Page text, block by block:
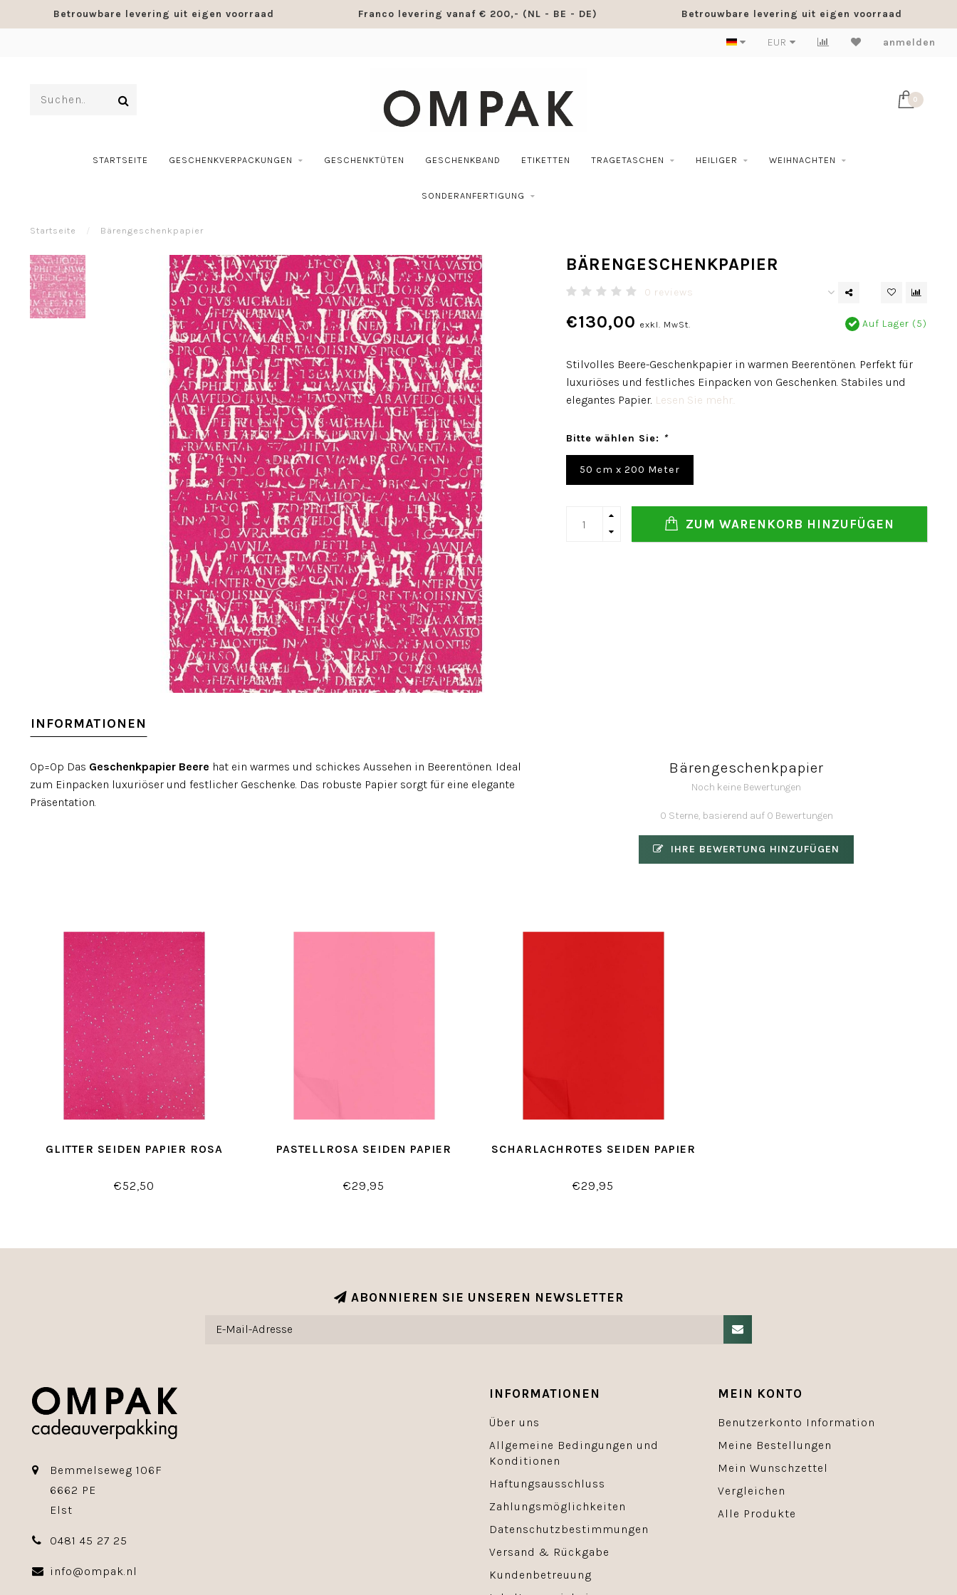
Betrouwbare levering uit eigen voorraad Franco levering vanaf € 200,- (NL - BE - DE) Betrouwbare levering uit eigen voorraad
EUR anmelden
0
STARTSEITE GESCHENKVERPACKUNGEN GESCHENKTÜTEN GESCHENKBAND ETIKETTEN TRAGETASCHEN HEILIGER WEIHNACHTEN
SONDERANFERTIGUNG
Startseite / Bärengeschenkpapier
BÄRENGESCHENKPAPIER
0 reviews
€130,00 exkl. MwSt. Auf Lager (5)
Stilvolles Beere-Geschenkpapier in warmen Beerentönen. Perfekt für
luxuriöses und festliches Einpacken von Geschenken. Stabiles und
elegantes Papier. Lesen Sie mehr..
Bitte wählen Sie: *
50 cm x 200 Meter
ZUM WARENKORB HINZUFÜGEN
INFORMATIONEN
Op=Op Das Geschenkpapier Beere hat ein warmes und schickes Aussehen in Beerentönen. Ideal
zum Einpacken luxuriöser und festlicher Geschenke. Das robuste Papier sorgt für eine elegante
Präsentation.
Bärengeschenkpapier
Noch keine Bewertungen
0 Sterne, basierend auf 0 Bewertungen
IHRE BEWERTUNG HINZUFÜGEN
GLITTER SEIDEN PAPIER ROSA
€52,50
PASTELLROSA SEIDEN PAPIER
€29,95
SCHARLACHROTES SEIDEN PAPIER
€29,95
ABONNIEREN SIE UNSEREN NEWSLETTER
Bemmelseweg 106F
6662 PE
Elst
0481 45 27 25
info@ompak.nl
INFORMATIONEN
Über uns
Allgemeine Bedingungen und
Konditionen
Haftungsausschluss
Zahlungsmöglichkeiten
Datenschutzbestimmungen
Versand & Rückgabe
Kundenbetreuung
MEIN KONTO
Benutzerkonto Information
Meine Bestellungen
Mein Wunschzettel
Vergleichen
Alle Produkte